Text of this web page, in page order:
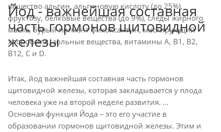
вещество альгин, альгиновую кислоту (до 25%),
фруктозу, белковые вещества (до 9%), следы жирного
масла, бурый пигмент фикоксантин, маскирующий
хлорофилл, зольные вещества, витамины А, В1, В2,
В12, С и D.
Йод - важнейшая составная
часть гормонов щитовидной
железы
Итак, йод важнейшая составная часть гормонов
щитовидной железы, которая закладывается у плода
человека уже на второй неделе развития.
Основная функция Йода – это его участие в
образовании гормонов щитовидной железы. Этим и